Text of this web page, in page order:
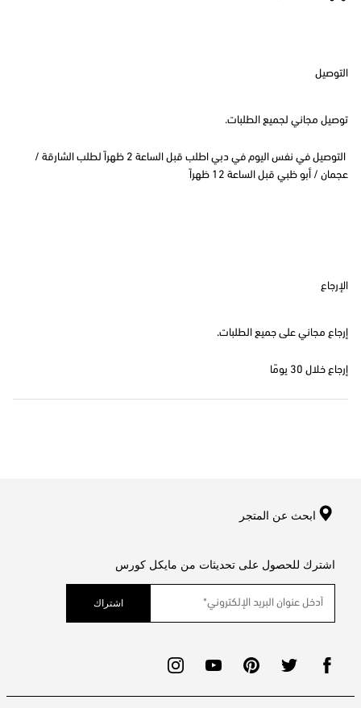
التوصيل
توصيل مجاني لجميع الطلبات.
التوصيل في نفس اليوم في دبي اطلب قبل الساعة 2 ظهراً لطلب الشارقة /
عجمان / أبو ظبي قبل الساعة 12 ظهراً
الإرجاع
إرجاع مجاني على جميع الطلبات.
إرجاع خلال 30 يومًا
ابحث عن المتجر
اشترك للحصول على تحديثات من مايكل كورس
اشتراك